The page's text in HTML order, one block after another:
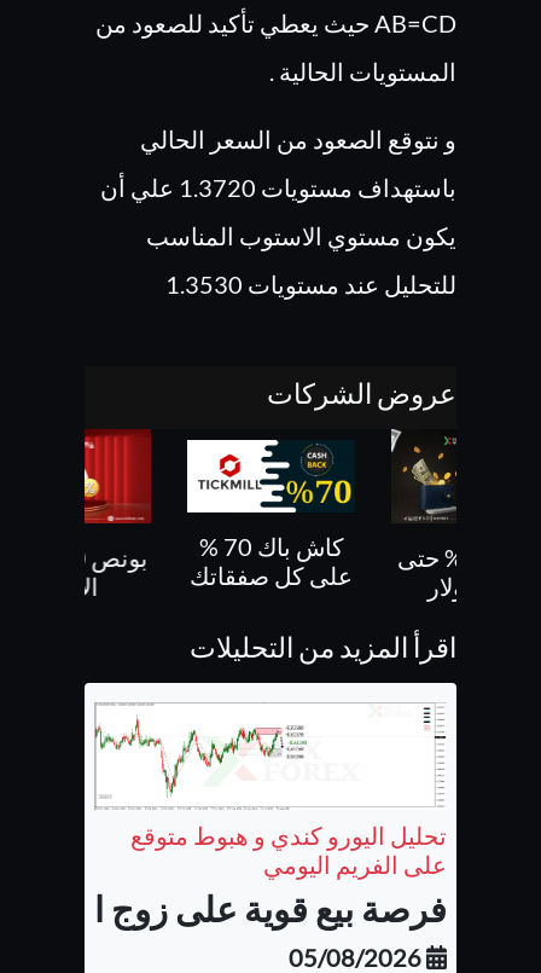
AB=CD حيث يعطي تأكيد للصعود من
المستويات الحالية .
و نتوقع الصعود من السعر الحالي
باستهداف مستويات 1.3720 علي أن
يكون مستوي الاستوب المناسب
للتحليل عند مستويات 1.3530
عروض الشركات
بونص 30% حتى
كاش باك 70 %
على كل صفقاتك
الايداع
اقرأ المزيد من التحليلات
تحليل اليورو كندي و هبوط متوقع
على الفريم اليومي
فرصة بيع قوية على زوج اليورو
05/08/2026